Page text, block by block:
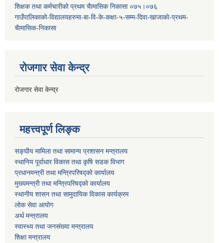
शिक्षक तथा कर्मचारीको प्रथम च‌ैामासिक निकासा ०७५।०७६
गाउँपालिकाको-विद्यालयहरुमा-बा-वि-के-कक्षा-५-सम्म-दिवा-खाजाको-प्रथम-
चैामासिक-निकासा
रोजगार सेवा केन्द्र
रोजगार सेवा केन्द्र
महत्त्वपूर्ण लिङ्क
सङ्घीय मामिला तथा सामान्य प्रशासन मन्त्रालय
स्थानिय पूर्वाधार विकास तथा कृषि सडक विभाग
प्रधानमन्त्री तथा मन्त्रिपरिषद्को कार्यालय
मुख्यमन्त्री तथा मन्त्रिपरिषद्को कार्यालय
स्थानीय शासन तथा सामुदायिक विकास कार्यक्रम
लोक सेवा आयोग
अर्थ मन्त्रालय
स्वास्थ्य तथा जनस‌ंख्या मन्त्रालय
शिक्षा मन्त्रालय